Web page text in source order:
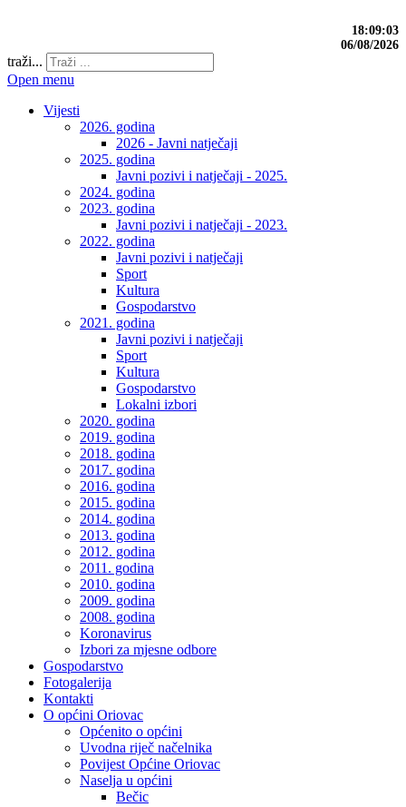
18:09:04
06/08/2026
traži...
Open menu
Vijesti
2026. godina
2026 - Javni natječaji
2025. godina
Javni pozivi i natječaji - 2025.
2024. godina
2023. godina
Javni pozivi i natječaji - 2023.
2022. godina
Javni pozivi i natječaji
Sport
Kultura
Gospodarstvo
2021. godina
Javni pozivi i natječaji
Sport
Kultura
Gospodarstvo
Lokalni izbori
2020. godina
2019. godina
2018. godina
2017. godina
2016. godina
2015. godina
2014. godina
2013. godina
2012. godina
2011. godina
2010. godina
2009. godina
2008. godina
Koronavirus
Izbori za mjesne odbore
Gospodarstvo
Fotogalerija
Kontakti
O općini Oriovac
Općenito o općini
Uvodna riječ načelnika
Povijest Općine Oriovac
Naselja u općini
Bečic